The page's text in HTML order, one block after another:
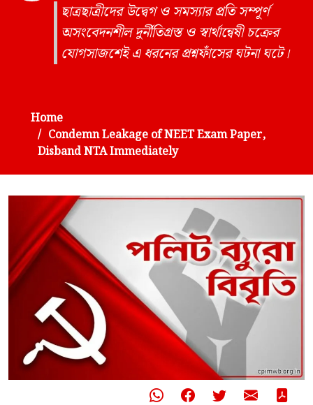
ছাত্রছাত্রীদের উদ্বেগ ও সমস্যার প্রতি সম্পূর্ণ
অসংবেদনশীল দুর্নীতিগ্রস্ত ও স্বার্থান্বেষী চক্রের
যোগসাজশেই এ ধরনের প্রশ্নফাঁসের ঘটনা ঘটে।
Home
Condemn Leakage of NEET Exam Paper,
Disband NTA Immediately